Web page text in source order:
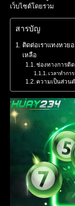
เว็บไซต์โดยรวม
สารบัญ
ติดต่อเราแทงหวย
เหลือ
ช่องทางการติ
เวลาทำกา
ความเป็นส่วน